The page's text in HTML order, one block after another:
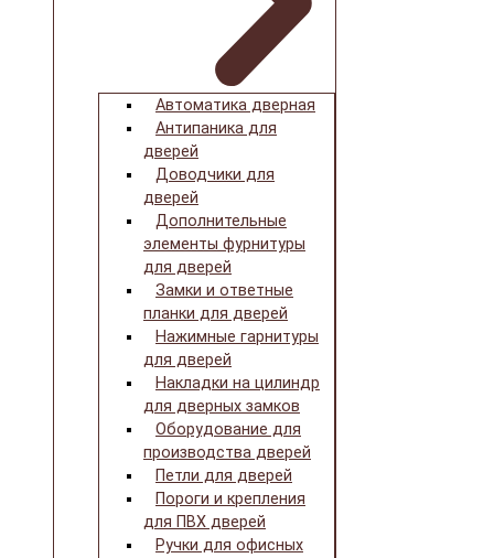
Автоматика дверная
Антипаника для
дверей
Доводчики для
дверей
Дополнительные
элементы фурнитуры
для дверей
Замки и ответные
планки для дверей
Нажимные гарнитуры
для дверей
Накладки на цилиндр
для дверных замков
Оборудование для
производства дверей
Петли для дверей
Пороги и крепления
для ПВХ дверей
Ручки для офисных